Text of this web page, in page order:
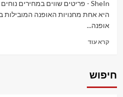
היא אחת מחנויות האופנה המובילות
אופנה...
קרא עודRead
פריטים
חיפוש